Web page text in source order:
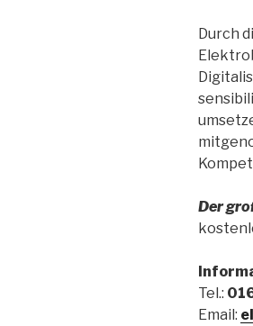
Durch
Der gro
Tel.:
Email: